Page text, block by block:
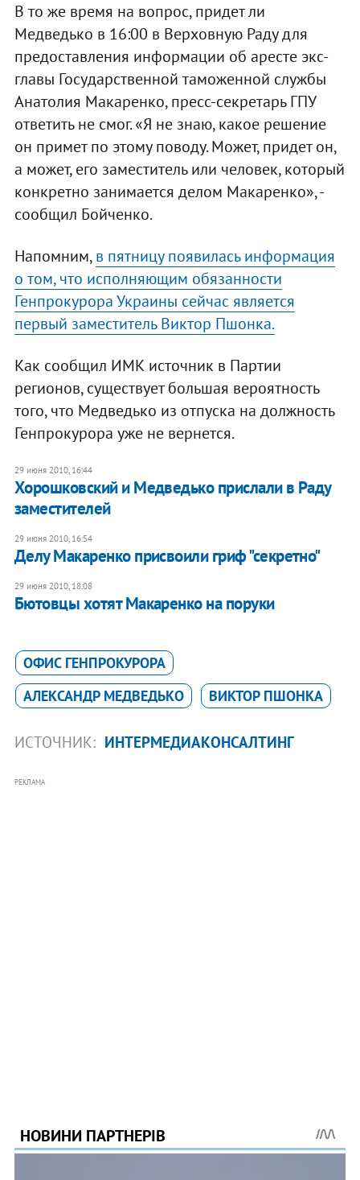
В то же время на вопрос, придет ли
Медведько в 16:00 в Верховную Раду для
предоставления информации об аресте экс-
главы Государственной таможенной службы
Анатолия Макаренко, пресс-секретарь ГПУ
ответить не смог. «Я не знаю, какое решение
он примет по этому поводу. Может, придет он,
а может, его заместитель или человек, который
конкретно занимается делом Макаренко», -
сообщил Бойченко.
Напомним,в пятницу появилась информация
о том, что исполняющим обязанности
Генпрокурора Украины сейчас является
первый заместитель Виктор Пшонка.
Как сообщил ИМК источник в Партии
регионов, существует большая вероятность
того, что Медведько из отпуска на должность
Генпрокурора уже не вернется.
29 июня 2010, 16:44
Хорошковский и Медведько прислали в Раду
заместителей
29 июня 2010, 16:54
Делу Макаренко присвоили гриф "секретно"
29 июня 2010, 18:08
Бютовцы хотят Макаренко на поруки
ОФИС ГЕНПРОКУРОРА
АЛЕКСАНДР МЕДВЕДЬКО
ВИКТОР ПШОНКА
ИСТОЧНИК: ИНТЕРМЕДИАКОНСАЛТИНГ
РЕКЛАМА